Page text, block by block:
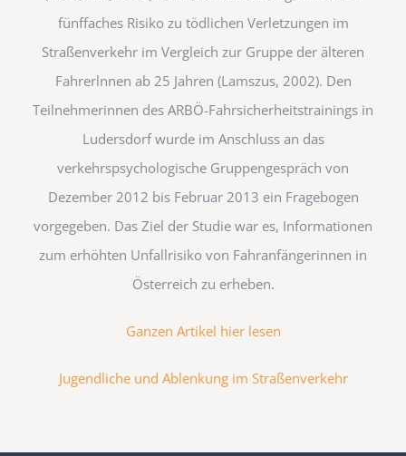
fünffaches Risiko zu tödlichen Ver­letzungen im
Straßenverkehr im Vergleich zur Gruppe der älteren
Fahrerlnnen ab 25 Jahren (Lamszus, 2002). Den
Teilnehmerinnen des ARBÖ-Fahrsicherheitstrainings in
Lu­dersdorf wurde im Anschluss an das
verkehrspsychologische Gruppengespräch von
Dezember 2012 bis Februar 2013 ein Fragebogen
vorgegeben. Das Ziel der Studie war es, Infor­mationen
zum erhöhten Unfallrisiko von Fahranfängerinnen in
Österreich zu erheben.
Ganzen Artikel hier lesen
Jugendliche und Ablenkung im Straßenverkehr